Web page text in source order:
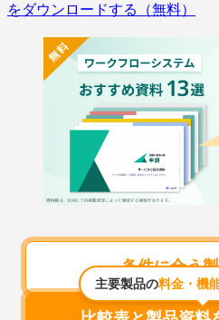
をダウンロードする（無料）
条件に合う
主要製品の料金・機